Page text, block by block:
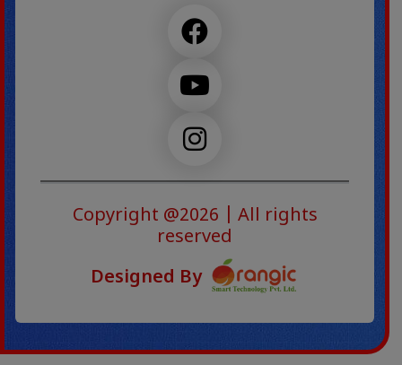
Copyright @2026 | All rights
reserved
Designed By